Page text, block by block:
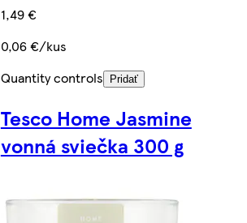
1,49 €
0,06 €/kus
Quantity controls
Pridať
Tesco Home Jasmine
vonná sviečka 300 g